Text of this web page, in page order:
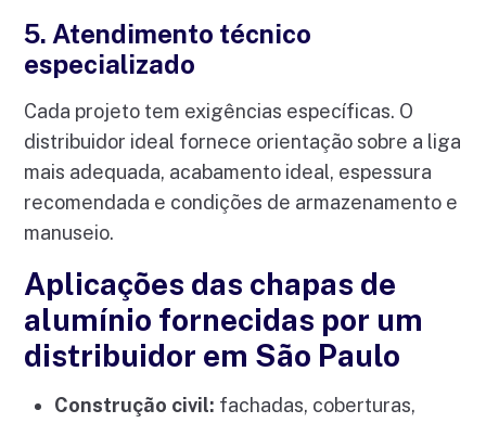
5. Atendimento técnico
especializado
Cada projeto tem exigências específicas. O
distribuidor ideal fornece orientação sobre a liga
mais adequada, acabamento ideal, espessura
recomendada e condições de armazenamento e
manuseio.
Aplicações das chapas de
alumínio fornecidas por um
distribuidor em São Paulo
Construção civil: fachadas, coberturas,